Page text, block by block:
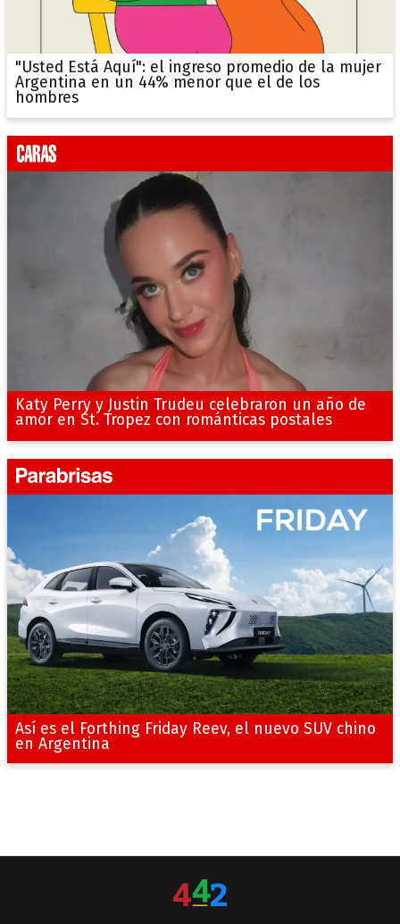
"Usted Está Aquí": el ingreso promedio de la mujer
Argentina en un 44% menor que el de los
hombres
Katy Perry y Justin Trudeu celebraron un año de
amor en St. Tropez con románticas postales
Así es el Forthing Friday Reev, el nuevo SUV chino
en Argentina